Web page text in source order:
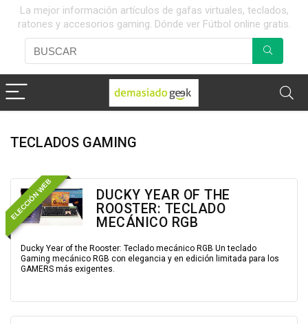
La mejor información artículos de gafas virtuales, teclados,
ratones y accesorios gaming. Dónde ver Fútbol online gratis.
TECLADOS GAMING
ELECCIÓN WEB
DUCKY YEAR OF THE
ROOSTER: TECLADO
MECÁNICO RGB
Ducky Year of the Rooster: Teclado mecánico RGB Un teclado
Gaming mecánico RGB con elegancia y en edición limitada para los
GAMERS más exigentes.